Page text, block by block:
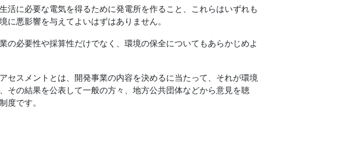
に必要な電気を得るために発電所を作ること、これらはいずれも
悪影響を与えてよいはずはありません。
必要性や採算性だけでなく、環境の保全についてもあらかじめよ
セスメントとは、開発事業の内容を決めるに当たって、それが環境
その結果を公表して一般の方々、地方公共団体などから意見を聴
度です。